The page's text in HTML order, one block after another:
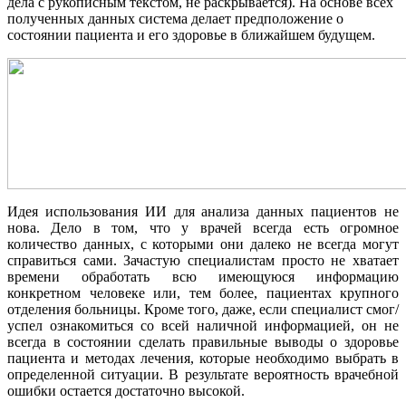
полученных данных система делает предположение о
состоянии пациента и его здоровье в ближайшем будущем.
Идея использования ИИ для анализа данных пациентов не
нова. Дело в том, что у врачей всегда есть огромное
количество данных, с которыми они далеко не всегда могут
справиться сами. Зачастую специалистам просто не хватает
времени обработать всю имеющуюся информацию
конкретном человеке или, тем более, пациентах крупного
отделения больницы. Кроме того, даже, если специалист смог/
успел ознакомиться со всей наличной информацией, он не
всегда в состоянии сделать правильные выводы о здоровье
пациента и методах лечения, которые необходимо выбрать в
определенной ситуации. В результате вероятность врачебной
ошибки остается достаточно высокой.